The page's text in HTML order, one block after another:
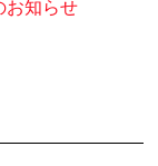
お知らせ